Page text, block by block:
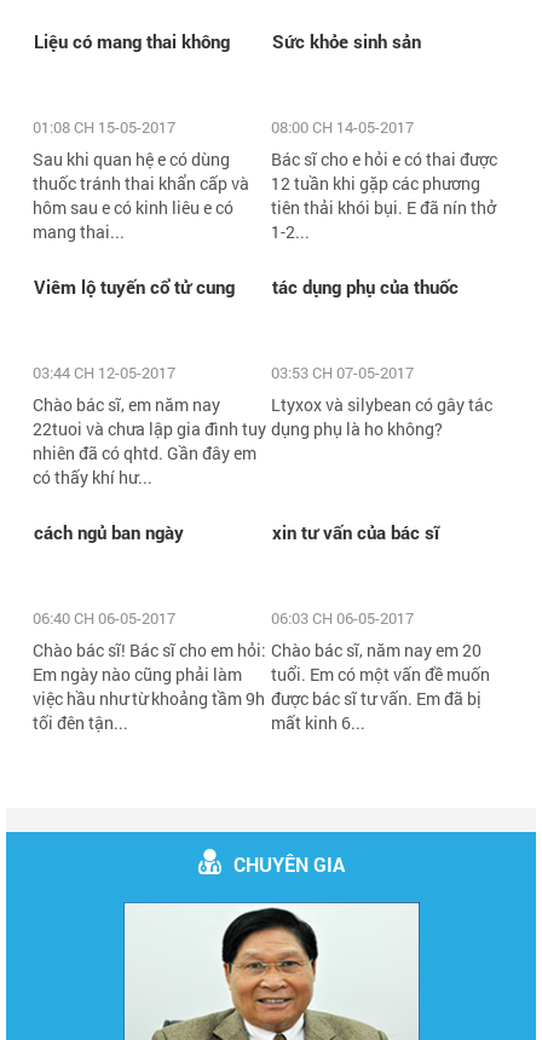
Liệu có mang thai không
01:08 CH 15-05-2017
Sau khi quan hệ e có dùng
thuốc tránh thai khẩn cấp và
hôm sau e có kinh liêu e có
mang thai...
Sức khỏe sinh sản
08:00 CH 14-05-2017
Bác sĩ cho e hỏi e có thai được
12 tuần khi gặp các phương
tiên thải khói bụi. E đã nín thở
1-2...
Viêm lộ tuyến cổ tử cung
03:44 CH 12-05-2017
Chào bác sĩ, em năm nay
22tuoi và chưa lập gia đình tuy
nhiên đã có qhtd. Gần đây em
có thấy khí hư...
tác dụng phụ của thuốc
03:53 CH 07-05-2017
Ltyxox và silybean có gây tác
dụng phụ là ho không?
cách ngủ ban ngày
06:40 CH 06-05-2017
Chào bác sĩ! Bác sĩ cho em hỏi:
Em ngày nào cũng phải làm
việc hầu như từ khoảng tầm 9h
tối đên tận...
xin tư vấn của bác sĩ
06:03 CH 06-05-2017
Chào bác sĩ, năm nay em 20
tuổi. Em có một vấn đề muốn
được bác sĩ tư vấn. Em đã bị
mất kinh 6...
CHUYÊN GIA